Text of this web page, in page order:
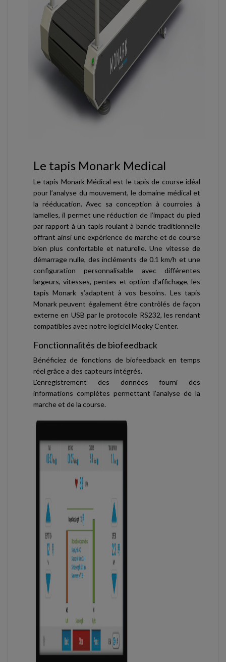
Le tapis Monark Medical
Le tapis Monark Médical est le tapis de course idéal
pour l’analyse du mouvement, le domaine médical et
la rééducation. Avec sa conception à courroies à
lamelles, il permet une réduction de l’impact du pied
par rapport à un tapis roulant à bande traditionnelle
offrant ainsi une expérience de marche et de course
bien plus confortable et naturelle. Une vitesse de
démarrage nulle, des incléments de 0.1 km/h et une
configuration personnalisable avec différentes
largeurs, vitesses, pentes et option d’affichage, les
tapis Monark s’adaptent à vos besoins. Les tapis
Monark peuvent également être contrôlés de façon
externe en USB par le protocole RS232, les rendant
compatibles avec notre logiciel Mooky Center.
Fonctionnalités de biofeedback
Bénéficiez de fonctions de biofeedback en temps
réel grâce a des capteurs intégrés.
L'enregistrement des données fourni des
informations complètes permettant l’analyse de la
marche et de la course.